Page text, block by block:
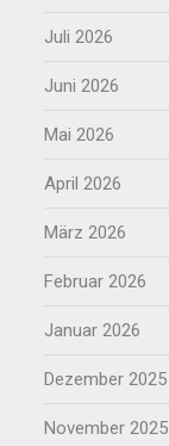
Juli 2026
Juni 2026
Mai 2026
April 2026
März 2026
Februar 2026
Januar 2026
Dezember 2025
November 2025